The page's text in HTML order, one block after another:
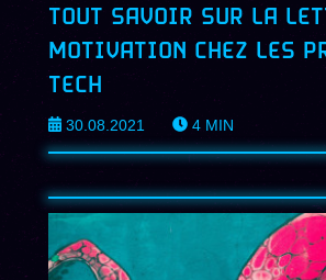
TOUT SAVOIR SUR LA
MOTIVATION CHEZ LES
TECH
30.08.2021 4 MIN